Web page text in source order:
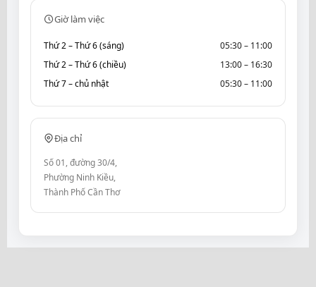
Giờ làm việc
Thứ 2 – Thứ 6 (sáng)
05:30 – 11:00
Thứ 2 – Thứ 6 (chiều)
13:00 – 16:30
Thứ 7 – chủ nhật
05:30 – 11:00
Địa chỉ
Số 01, đường 30/4,
Phường Ninh Kiều,
Thành Phố Cần Thơ